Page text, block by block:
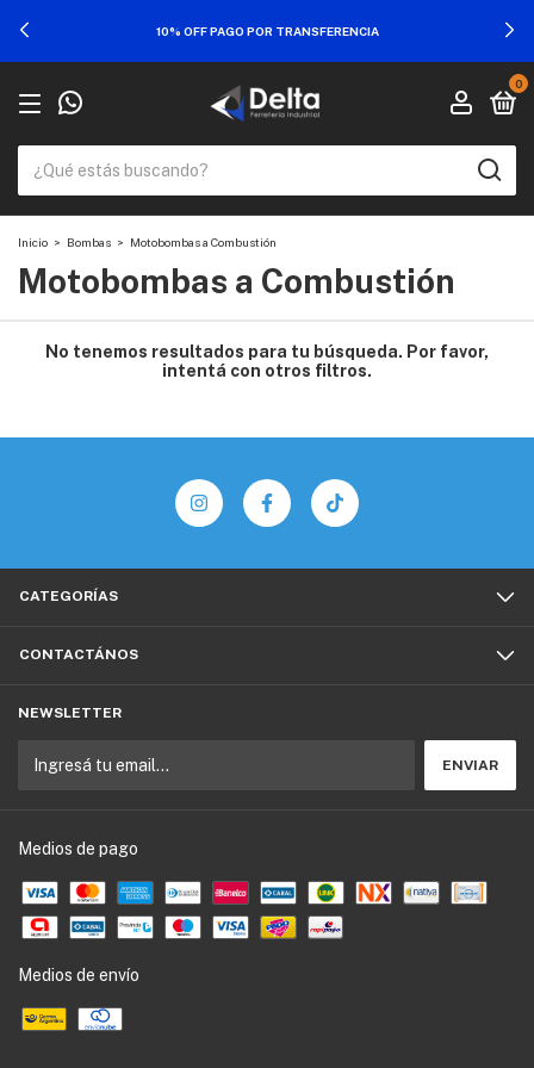
10% OFF PAGO POR TRANSFERENCIA
0
Inicio > Bombas > Motobombas a Combustión
Motobombas a Combustión
No tenemos resultados para tu búsqueda. Por favor,
intentá con otros filtros.
CATEGORÍAS
CONTACTÁNOS
NEWSLETTER
Medios de pago
Medios de envío